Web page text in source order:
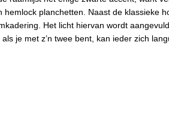
planchetten. Naast de klassieke
Het licht hiervan wordt
je met z’n twee bent, kan ieder zich